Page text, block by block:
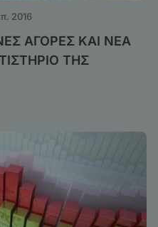
2016
ΑΓΟΡΕΣ ΚΑΙ ΝΕΑ
ΤΗΣ